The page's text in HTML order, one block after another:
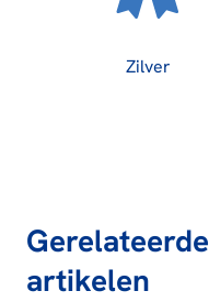
Zilver
Gerelateerde
artikelen